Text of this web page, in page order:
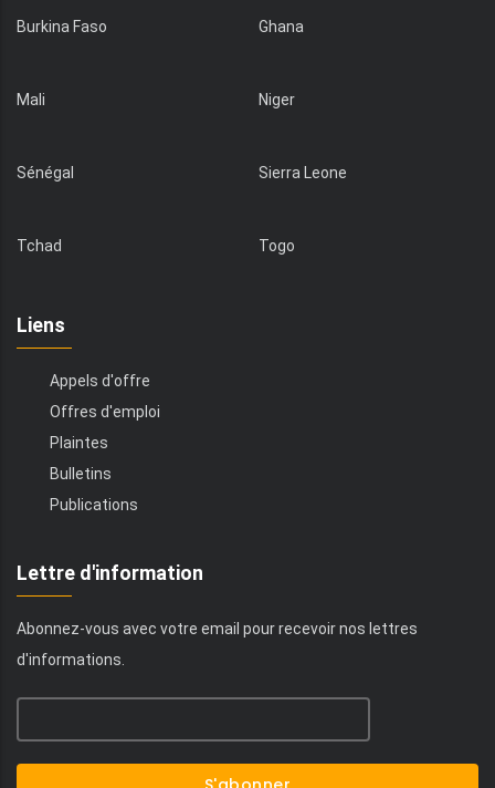
Burkina Faso Ghana
Mali Niger
Sénégal Sierra Leone
Tchad Togo
Liens
Appels d'offre
Offres d'emploi
Plaintes
Bulletins
Publications
Lettre d'information
Abonnez-vous avec votre email pour recevoir nos lettres
d'informations.